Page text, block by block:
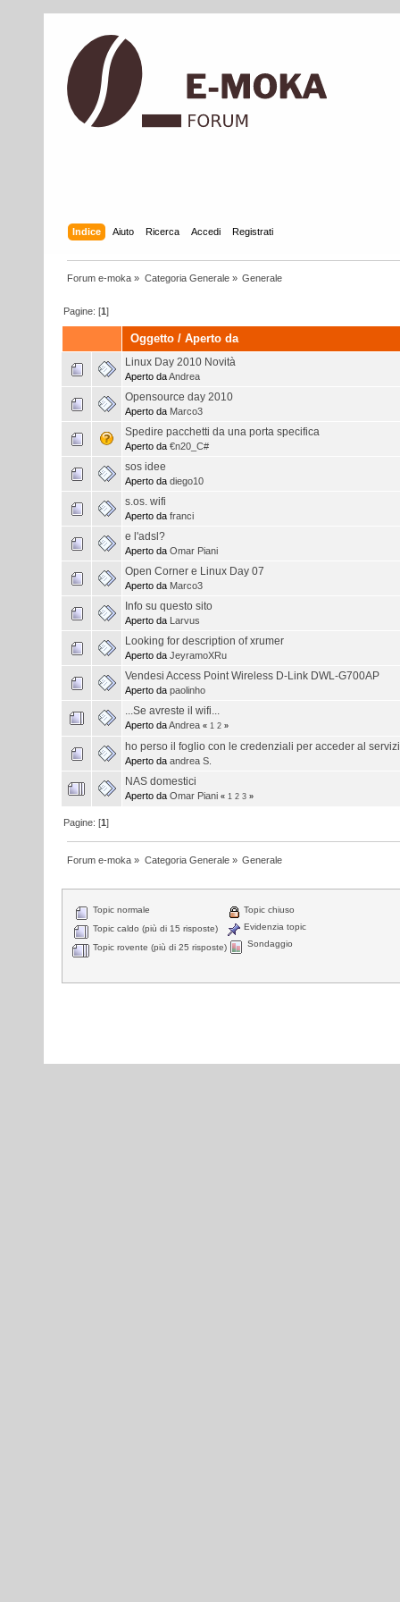
Indice Aiuto Ricerca Accedi Registrati
Forum e-moka » Categoria Generale» Generale
Pagine: [1]
Oggetto /Aperto da
Linux Day 2010 Novità
Aperto daAndrea
Opensource day 2010
Aperto da Marco3
Spedire pacchetti da una porta specifica
Aperto da €n20_C#
sos idee
Aperto da diego10
s.os. wifi
Aperto da franci
e l'adsl?
Aperto da Omar Piani
Open Corner e Linux Day 07
Aperto da Marco3
Info su questo sito
Aperto da Larvus
Looking for description of xrumer
Aperto da JeyramoXRu
Vendesi Access Point Wireless D-Link DWL-G700AP
Aperto da paolinho
...Se avreste il wifi...
Aperto daAndrea « 1 2 »
ho perso il foglio con le credenziali per acceder al
Aperto da andrea S.
NAS domestici
Aperto da Omar Piani « 1 2 3 »
Pagine: [1]
Forum e-moka » Categoria Generale» Generale
Topic normale
Topic caldo (più di 15 risposte)
Topic rovente (più di 25 risposte)
Topic chiuso
Evidenzia topic
Sondaggio